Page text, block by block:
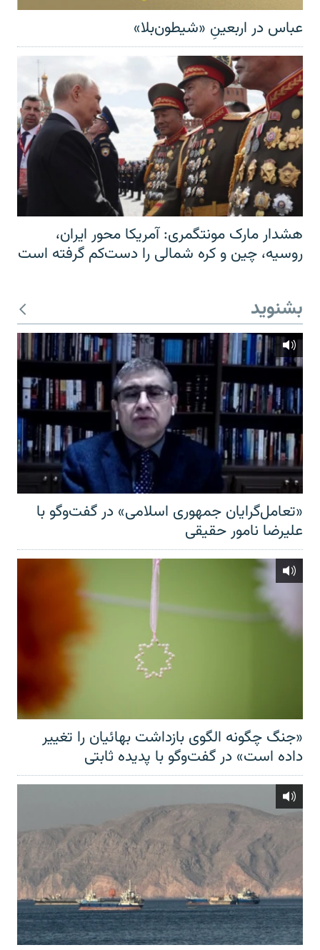
عباس در اربعینِ «شیطون‌بلا»
هشدار مارک مونتگمری: آمریکا محور ایران،
روسیه، چین و کره شمالی را دست‌کم گرفته است
بشنوید
«تعامل‌گرایان جمهوری اسلامی» در گفت‌وگو با
علیرضا نامور حقیقی
«جنگ چگونه الگوی بازداشت بهائیان را تغییر
داده است» در گفت‌وگو با پدیده ثابتی